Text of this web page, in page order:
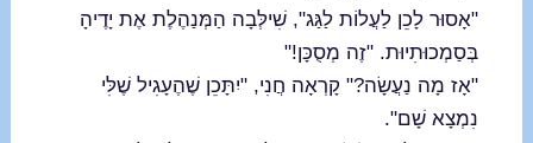
"אָסוּר לָכֵן לַעֲלוֹת לַגַּג", שִׁילְּבָה הַמְּנַהֶלֶת אֶת יָדֶיהָ
בְּסַמְכוּתִיוּת. "זֶה מְסֻכָּן!"
"אָז מָה נַעֲשָׂה?" קָרְאָה חֲנִי, "יִתָּכֵן שֶׁהֶעָגִיל שֶׁלִּי
נִמְצָא שָׁם".